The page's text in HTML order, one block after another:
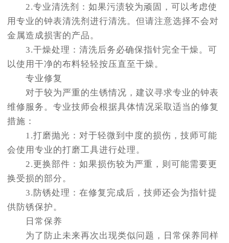
2.专业清洗剂：如果污渍较为顽固，可以考虑使
用专业的钟表清洗剂进行清洗。但请注意选择不会对
金属造成损害的产品。
3.干燥处理：清洗后务必确保指针完全干燥。可
以使用干净的布料轻轻按压直至干燥。
专业修复
对于较为严重的生锈情况，建议寻求专业的钟表
维修服务。专业技师会根据具体情况采取适当的修复
措施：
1.打磨抛光：对于轻微到中度的损伤，技师可能
会使用专业的打磨工具进行处理。
2.更换部件：如果损伤较为严重，则可能需要更
换受损的部分。
3.防锈处理：在修复完成后，技师还会为指针提
供防锈保护。
日常保养
为了防止未来再次出现类似问题，日常保养同样